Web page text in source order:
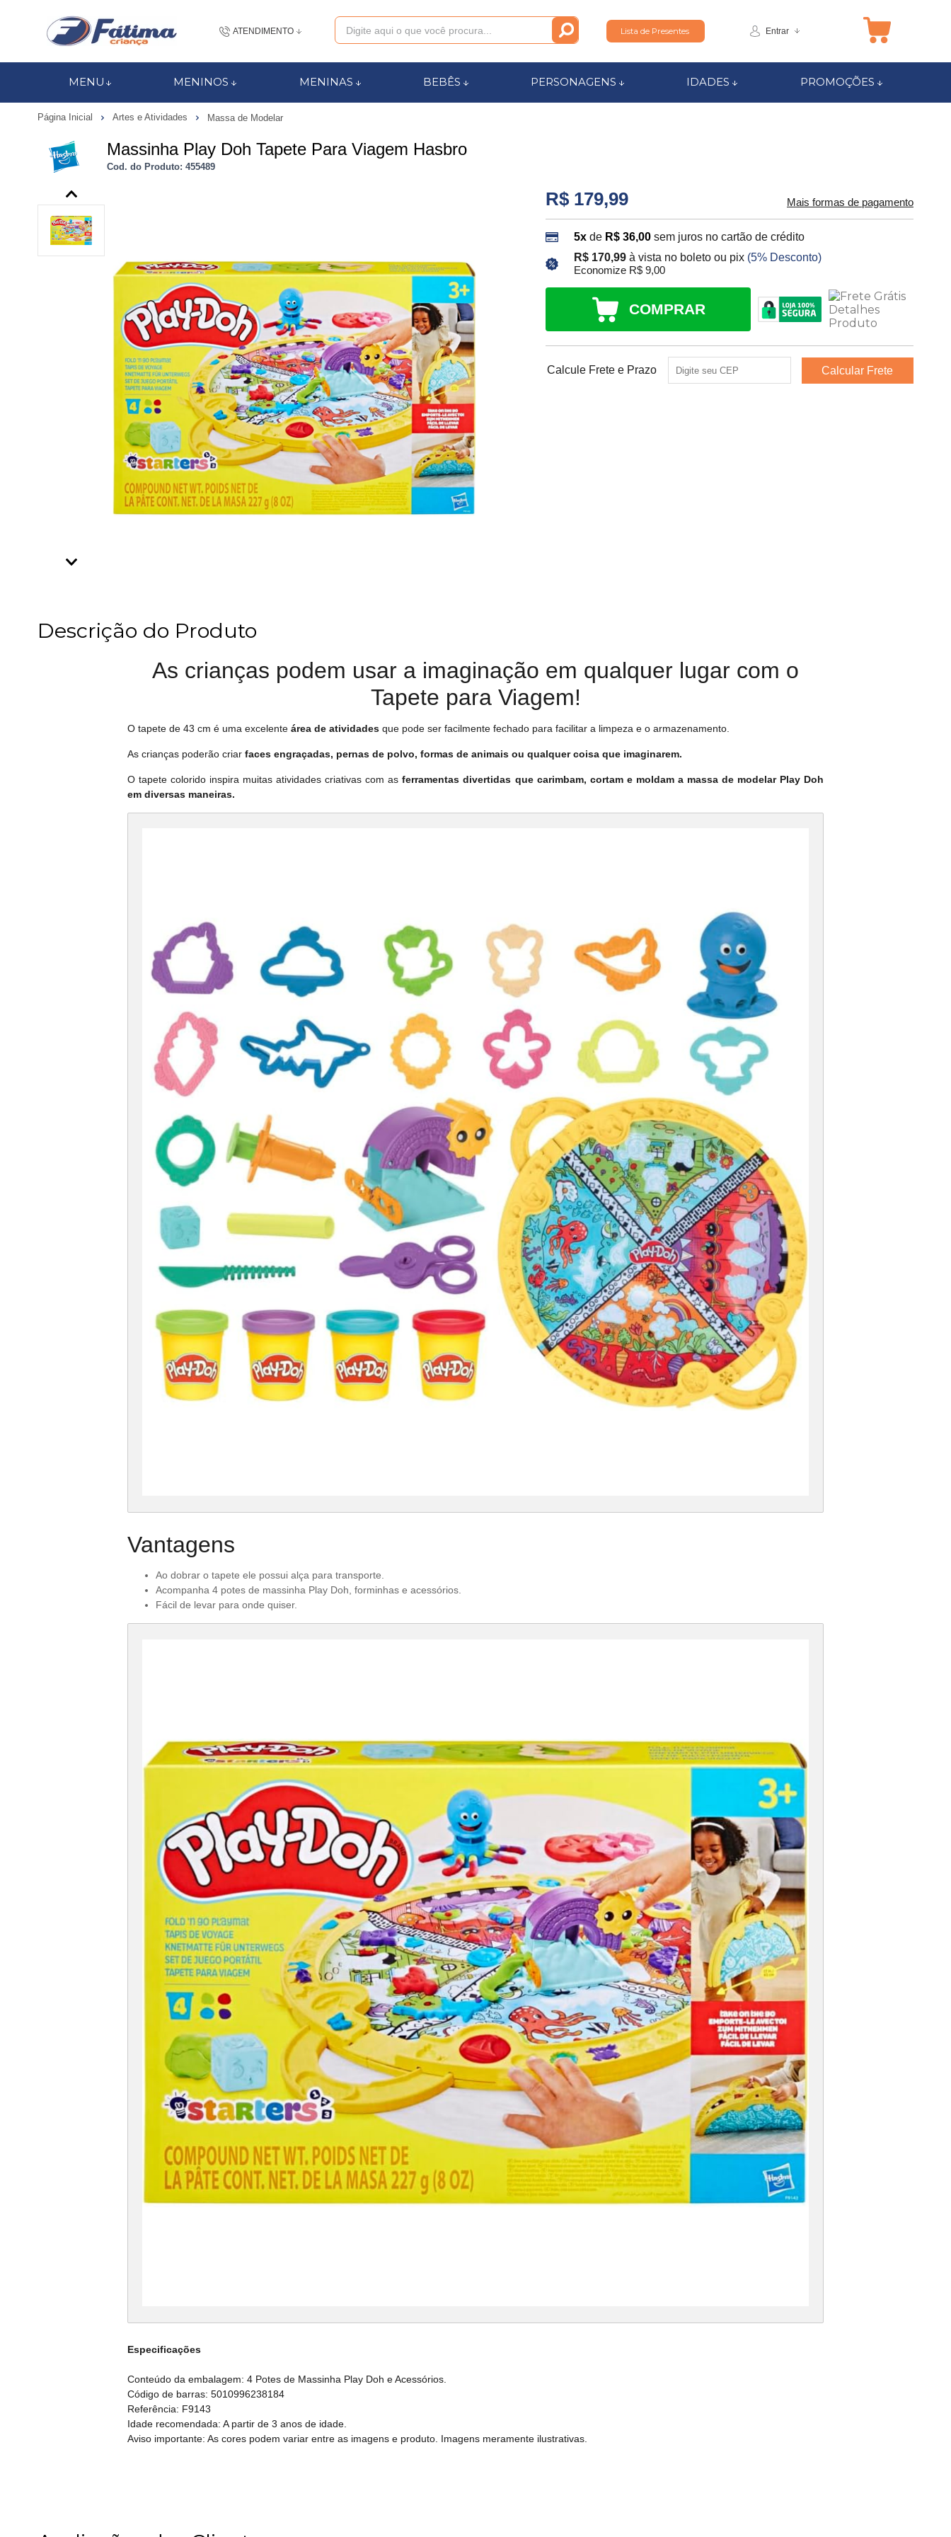
ATENDIMENTO Lista de Presentes Entrar
MENU MENINOS MENINAS BEBÊS PERSONAGENS IDADES PROMOÇÕES
Página Inicial Artes e Atividades Massa de Modelar
Massinha Play Doh Tapete Para Viagem Hasbro
Cod. do Produto: 455489
R$ 179,99 Mais formas de pagamento
5x de R$ 36,00 sem juros no cartão de crédito
R$ 170,99à vista no boleto ou pix (5% Desconto)
Economize R$ 9,00
COMPRAR
Calcule Frete e Prazo
Descrição do Produto
As crianças podem usar a imaginação em qualquer lugar com o
Tapete para Viagem!
O tapete de 43 cm é uma excelente área de atividades que pode ser facilmente fechado para facilitar a limpeza e o armazenamento.
As crianças poderão criar faces engraçadas, pernas de polvo, formas de animais ou qualquer coisa que imaginarem.
O tapete colorido inspira muitas atividades criativas com asferramentas divertidas que carimbam, cortam e moldam a massa de modelar Play Doh
em diversas maneiras.
Vantagens
Ao dobrar o tapete ele possui alça para transporte.
Acompanha 4 potes de massinha Play Doh, forminhas e acessórios.
Fácil de levar para onde quiser.
Especificações
Conteúdo da embalagem: 4 Potes de Massinha Play Doh e Acessórios.
Código de barras: 5010996238184
Referência: F9143
Idade recomendada: A partir de 3 anos de idade.
Aviso importante: As cores podem variar entre as imagens e produto. Imagens meramente ilustrativas.